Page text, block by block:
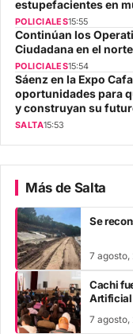
estupefacientes en
POLICIALES15:55
Continúan los
Ciudadana en el
POLICIALES15:54
Sáenz en la Expo
oportunidades para
y construyan su
SALTA15:53
Más de Salta
Se
7 agosto,
Cachi
Artificial
7 agosto,